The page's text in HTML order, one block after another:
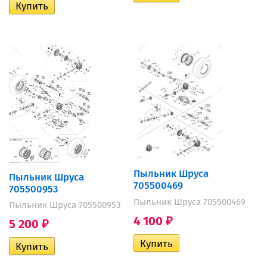
Пыльник Шруса
705500953
Пыльник Шруса 705500953
5 200 ₽
Пыльник Шруса
705500469
Пыльник Шруса 705500469
4 100 ₽